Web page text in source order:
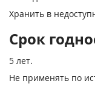
Хранить в
Срок
5 лет.
Не применять по